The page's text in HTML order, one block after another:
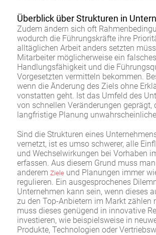
Überblick über Strukturen in
Zudem ändern sich oft
wodurch die Führungskräfte ihre
alltäglichen Arbeit anders setzten
Mitarbeiter möglicherweise ein
Handlungsfähigkeit und die
Vorgesetzten vermitteln bekommen.
wenn die Änderung des Ziels ohne
vonstatten geht. Ist das Umfeld des
von schnellen Veränderungen geprägt,
langfristige Planung
Sind die Strukturen eines
vernetzt, ist es umso schwerer, alle
und Wechselwirkungen bei Vorhaben
erfassen. Aus diesem Grund muss
anderem Zieleund Planungen immer
regulieren. Ein ausgesprochenes
Unternehmen kann sein, wenn dieses
zu den Top-Anbietern im Markt zählen
muss dieses genügend in innovative
investieren, wie beispielsweise in
Produkte, Technologien oder